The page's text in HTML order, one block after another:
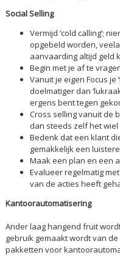
Social Selling
Vermijd ‘cold calling’;
opgebeld worden,
aanvaarding altijd geld
Begin met je af te
Vanuit je eigen Focus je
doelmatiger dan
ergens bent tegen
Cross selling vanuit de
dan steeds zelf het
Bedenk dat een klant
gemakkelijk een
Maak een plan en een
Evalueer regelmatig
van de acties heeft
Kantoorautomatisering
Ander laag hangend fruit
gebruik gemaakt wordt van
pakketten voor